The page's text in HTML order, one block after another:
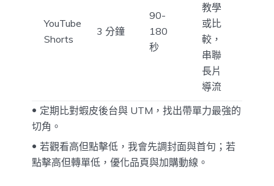
YouTube
Shorts
3 分鐘
90-
180
秒
教學
或比
較，
串聯
長片
導流
定期比對蝦皮後台與 UTM，找出帶單力最強的
切角。
若觀看高但點擊低，我會先調封面與首句；若
點擊高但轉單低，優化品頁與加購動線。